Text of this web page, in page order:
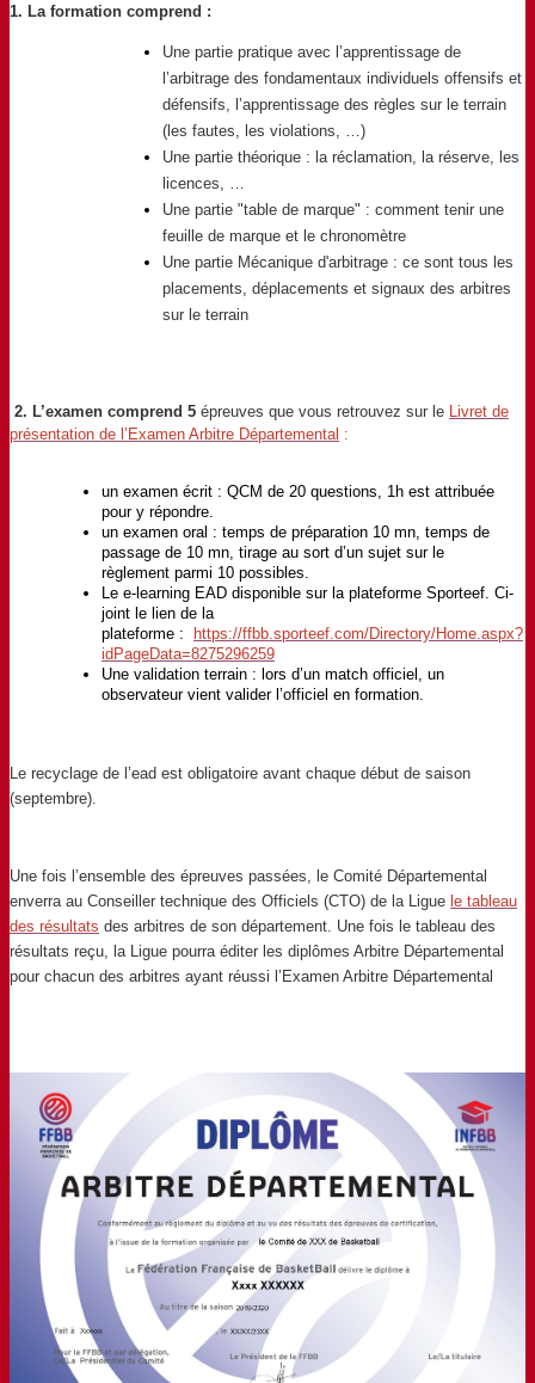
1. La formation comprend :
Une partie pratique avec l’apprentissage de
l’arbitrage des fondamentaux individuels offensifs et
défensifs, l’apprentissage des règles sur le terrain
(les fautes, les violations, …)
Une partie théorique : la réclamation, la réserve, les
licences, …
Une partie "table de marque" : comment tenir une
feuille de marque et le chronomètre
Une partie Mécanique d'arbitrage : ce sont tous les
placements, déplacements et signaux des arbitres
sur le terrain
2. L’examen comprend 5 épreuves que vous retrouvez sur le
Livret de
présentation de l’Examen Arbitre Départemental :
un examen écrit : QCM de 20 questions, 1h est attribuée
pour y répondre.
un examen oral : temps de préparation 10 mn, temps de
passage de 10 mn, tirage au sort d’un sujet sur le
règlement parmi 10 possibles.
Le e-learning EAD disponible sur la plateforme Sporteef. Ci-
joint le lien de la
plateforme :
https://ffbb.sporteef.com/Directory/Home.aspx?
idPageData=8275296259
Une validation terrain : lors d’un match officiel, un
observateur vient valider l’officiel en formation.
Le recyclage de l’ead est obligatoire avant chaque début de saison
(septembre).
Une fois l’ensemble des épreuves passées, le Comité Départemental
enverra au Conseiller technique des Officiels (CTO) de la Ligue le tableau
des résultats des arbitres de son département. Une fois le tableau des
résultats reçu, la Ligue pourra éditer les diplômes Arbitre Départemental
pour chacun des arbitres ayant réussi l’Examen Arbitre Départemental